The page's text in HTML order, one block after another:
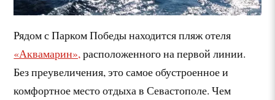
Рядом с Парком Победы находится пляж отеля
«Аквамарин», расположенного на первой линии.
Без преувеличения, это самое обустроенное и
комфортное место отдыха в Севастополе. Чем